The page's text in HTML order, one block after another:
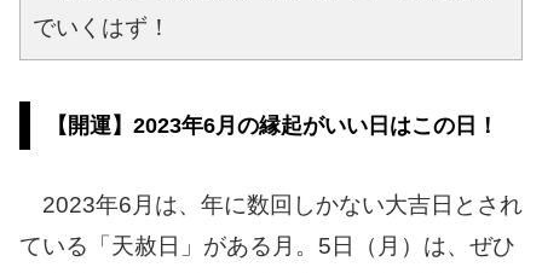
でいくはず！
【開運】2023年6月の縁起がいい日はこの日！
2023年6月は、年に数回しかない大吉日とされ
ている「天赦日」がある月。5日（月）は、ぜひ